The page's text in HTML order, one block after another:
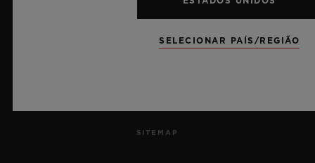
SITEMAP
SELECIONAR PAÍS/REGIÃO